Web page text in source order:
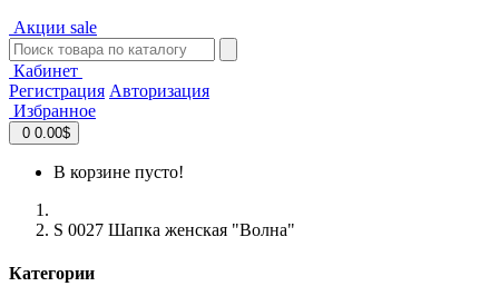
Акции sale
Кабинет
Регистрация Авторизация
Избранное
0 0.00$
В корзине пусто!
S 0027 Шапка женская "Волна"
Категории